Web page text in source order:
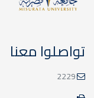
تواصلوا معنا
2229